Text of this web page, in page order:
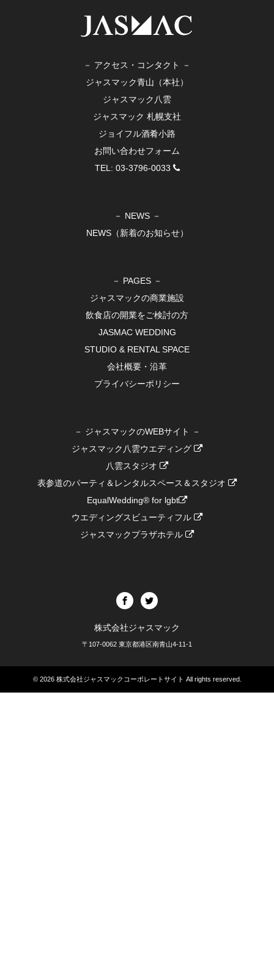
－ アクセス・コンタクト －
ジャスマック青山（本社）
ジャスマック八雲
ジャスマック 札幌支社
ジョイフル酒肴小路
お問い合わせフォーム
TEL: 03-3796-0033
－ NEWS －
NEWS（新着のお知らせ）
－ PAGES －
ジャスマックの商業施設
飲食店の開業をご検討の方
JASMAC WEDDING
STUDIO & RENTAL SPACE
会社概要・沿革
プライバシーポリシー
－ ジャスマックのWEBサイト －
ジャスマック八雲ウエディング
八雲スタジオ
表参道のパーティ＆レンタルスペース＆スタジオ
EqualWedding® for lgbt
ウエディングスビューティフル
ジャスマックプラザホテル
株式会社ジャスマック
〒107-0062 東京都港区南青山4-11-1
© 2026 株式会社ジャスマックコーポレートサイト All rights reserved.